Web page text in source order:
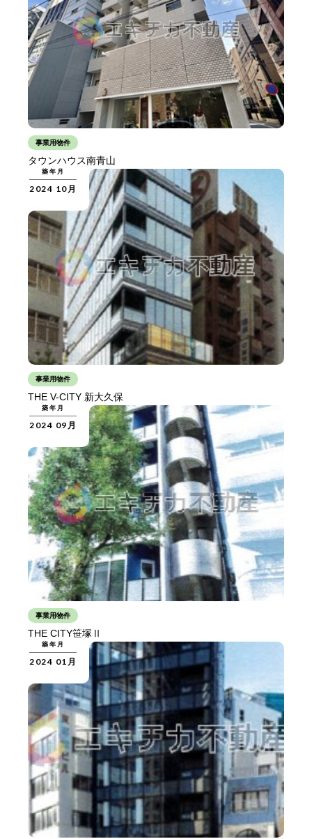
事業用物件
タウンハウス南青山
築年月
2024 10月
事業用物件
THE V-CITY 新大久保
築年月
2024 09月
事業用物件
THE CITY笹塚Ⅱ
築年月
2024 01月